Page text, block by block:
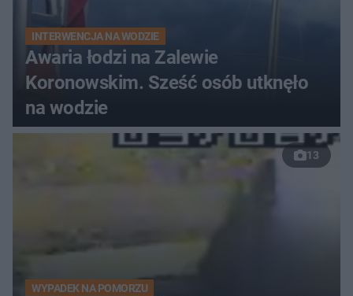
INTERWENCJA NA WODZIE
Awaria łodzi na Zalewie
Koronowskim. Sześć osób utknęło
na wodzie
13
WYPADEK NA POMORZU